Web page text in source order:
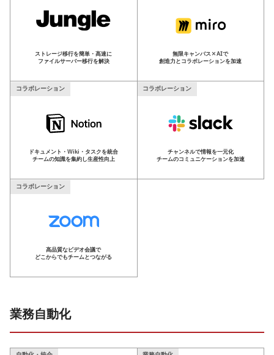
ストレージ移行を簡単・高速に
ファイルサーバー移行を解決
無限キャンバス×AIで
創造力とコラボレーションを加速
コラボレーション
ドキュメント・Wiki・タスクを統合
チームの知識を集約し生産性向上
コラボレーション
チャンネルで情報を一元化
チームのコミュニケーションを加速
コラボレーション
高品質なビデオ会議で
どこからでもチームとつながる
業務自動化